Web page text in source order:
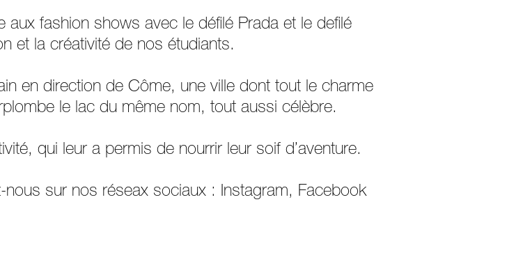
aux fashion shows avec le défilé Prada et le defilé
et la créativité de nos étudiants.
en direction de Côme, une ville dont tout le charme
le lac du même nom, tout aussi célèbre.
qui leur a permis de nourrir leur soif d’aventure.
sur nos réseax sociaux : Instagram, Facebook